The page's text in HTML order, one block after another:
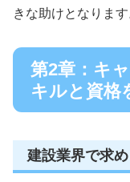
きな助けとなります
第2章：キ
キルと資格
建設業界で求